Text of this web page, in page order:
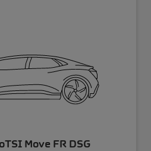
Move FR DSG